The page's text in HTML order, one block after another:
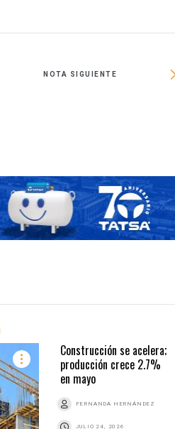
NOTA SIGUIENTE
Construcción se acelera;
producción crece 2.7%
en mayo
FERNANDA HERNÁNDEZ
JULIO 24, 2026